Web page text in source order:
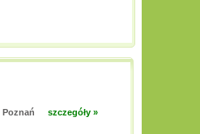
szczegóły »
Poznań